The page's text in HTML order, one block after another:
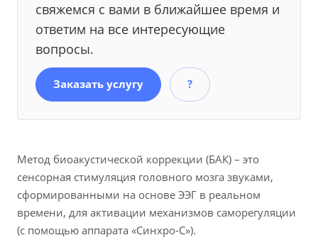
свяжемся с вами в ближайшее время и
ответим на все интересующие
вопросы.
Заказать услугу ?
Метод биоакустической коррекции (БАК) – это
сенсорная стимуляция головного мозга звуками,
сформированными на основе ЭЭГ в реальном
времени, для активации механизмов саморегуляции
(с помощью аппарата «Синхро-С»).